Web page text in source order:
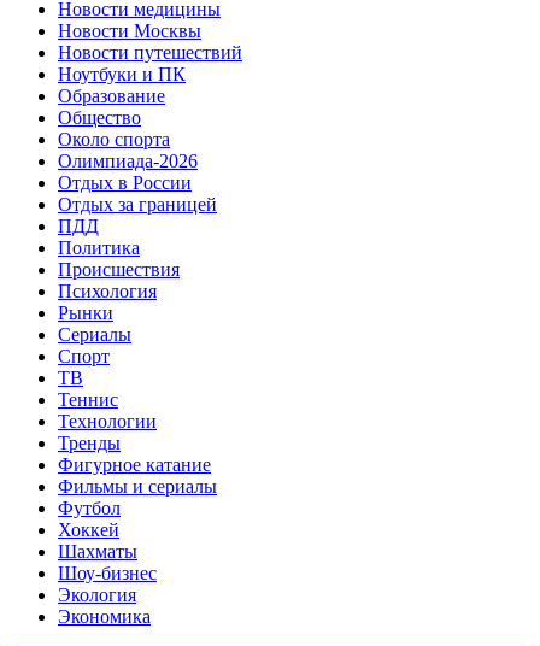
Новости медицины
Новости Москвы
Новости путешествий
Ноутбуки и ПК
Образование
Общество
Около спорта
Олимпиада-2026
Отдых в России
Отдых за границей
ПДД
Политика
Происшествия
Психология
Рынки
Сериалы
Спорт
ТВ
Теннис
Технологии
Тренды
Фигурное катание
Фильмы и сериалы
Футбол
Хоккей
Шахматы
Шоу-бизнес
Экология
Экономика